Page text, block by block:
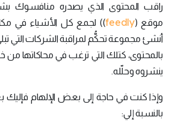
راقب المحتوى الذي يصدره منافسوك
موقع (feedly)) لجمع كل الأشياء في
أنشئ مجموعة تحكُّم لمراقبة الشركات التي
بالمحتوى، كتلك التي ترغب في محاكاتها من
ينشروه وحلّله.
وإذا كنت في حاجة إلى بعض الإلهام
بالنسبة إلي: